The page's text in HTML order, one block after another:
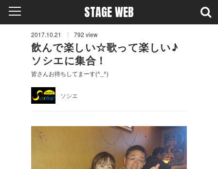
STAGE WEB
2017.10.21 792 view
飲んで楽しい☆歌って楽しい♪
ソシエに集合！
皆さんお待ちしてまーす(^_^)
ソシエ